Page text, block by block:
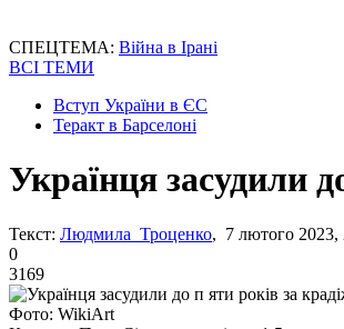
СПЕЦТЕМА: Війна в Ірані
ВСІ ТЕМИ
Вступ України в ЄС
Теракт в Барселоні
Українця засудили
Текст: Людмила Троценко, 7 лютого 2023,
0
3169
Фото: WikiArt